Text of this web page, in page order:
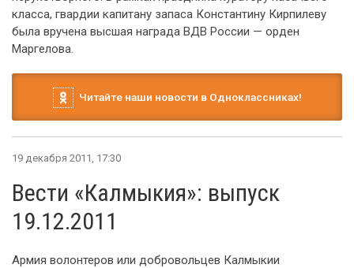
класса, гвардии капитану запаса Константину Кирпилеву
была вручена высшая награда ВДВ России — орден
Маргелова.
Читайте наши новости в Одноклассниках!
19 декабря 2011, 17:30
Вести «Калмыкия»: выпуск
19.12.2011
Армия волонтеров или добровольцев Калмыкии